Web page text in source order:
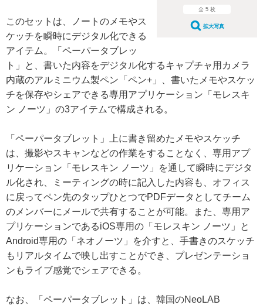
全 5 枚
拡大写真
このセットは、ノートのメモやス
ケッチを瞬時にデジタル化できる
アイテム。「ペーパータブレッ
ト」と、書いた内容をデジタル化するキャプチャ用カメラ
内蔵のアルミニウム製ペン「ペン+」、書いたメモやスケッ
チを保存やシェアできる専用アプリケーション「モレスキ
ン ノーツ」の3アイテムで構成される。
「ペーパータブレット」上に書き留めたメモやスケッチ
は、撮影やスキャンなどの作業をすることなく、専用アプ
リケーション「モレスキン ノーツ」を通して瞬時にデジタ
ル化され、ミーティングの時に記入した内容も、オフィス
に戻ってペン先のタップひとつでPDFデータとしてチーム
のメンバーにメールで共有することが可能。また、専用ア
プリケーションであるiOS専用の「モレスキン ノーツ」と
Android専用の「ネオノーツ」を介すと、手書きのスケッチ
もリアルタイムで映し出すことができ、プレゼンテーショ
ンもライブ感覚でシェアできる。
なお、「ペーパータブレット」は、韓国のNeoLAB